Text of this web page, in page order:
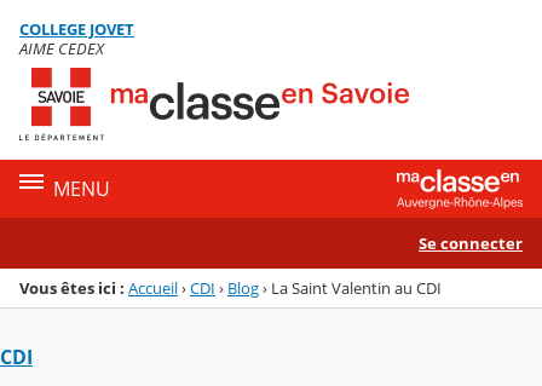
Menu de la rubrique
Contenu
COLLEGE JOVET
AIME CEDEX
MENU
Se connecter
Vous êtes ici : Accueil›CDI › Blog› La Saint Valentin au CDI
CDI